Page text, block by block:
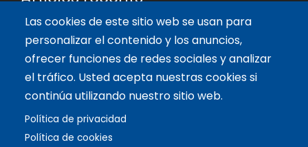
Las cookies de este sitio web se usan para
personalizar el contenido y los anuncios,
ofrecer funciones de redes sociales y analizar
el tráfico. Usted acepta nuestras cookies si
continúa utilizando nuestro sitio web.
Política de privacidad
Política de cookies
Les 5 Competències Clau que Transformen l'Aula: Inspira,
Connecta i Empodera
11 oct. 2024
Beneficis del Joc en l'Aprenentatge per a Adolescents
9 ag. 2024
Les 5 etapes en l'evolució del Networking